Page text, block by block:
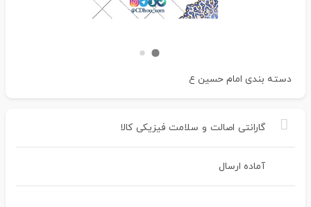
دسته بندی امام حسین ع
گارانتی اصالت و سلامت فیزیکی کالا
آماده ارسال